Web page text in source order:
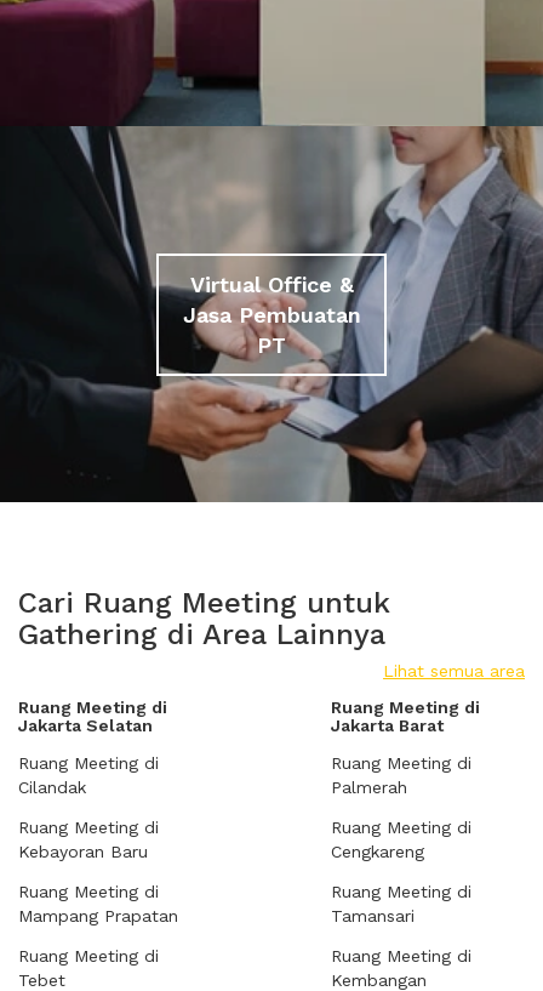
Virtual Office &
Jasa Pembuatan
PT
Cari Ruang Meeting untuk
Gathering di Area Lainnya
Lihat semua area
Ruang Meeting di
Jakarta Selatan
Ruang Meeting di
Cilandak
Ruang Meeting di
Kebayoran Baru
Ruang Meeting di
Mampang Prapatan
Ruang Meeting di
Tebet
Ruang Meeting di
Jakarta Barat
Ruang Meeting di
Palmerah
Ruang Meeting di
Cengkareng
Ruang Meeting di
Tamansari
Ruang Meeting di
Kembangan